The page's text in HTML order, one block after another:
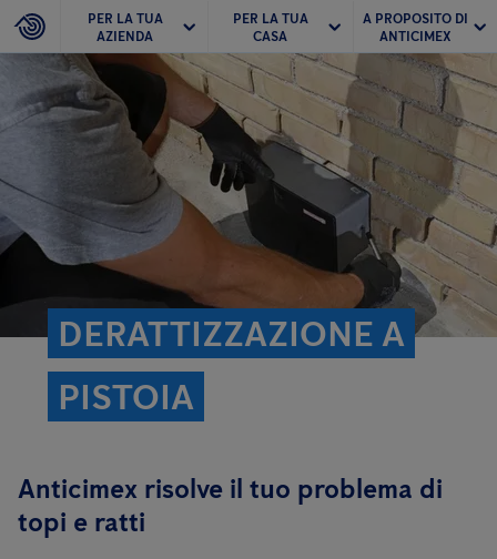
PER LA TUA
AZIENDA
PER LA TUA
CASA
A PROPOSITO DI
ANTICIMEX
DERATTIZZAZIONE A
PISTOIA
Anticimex risolve il tuo problema di
topi e ratti